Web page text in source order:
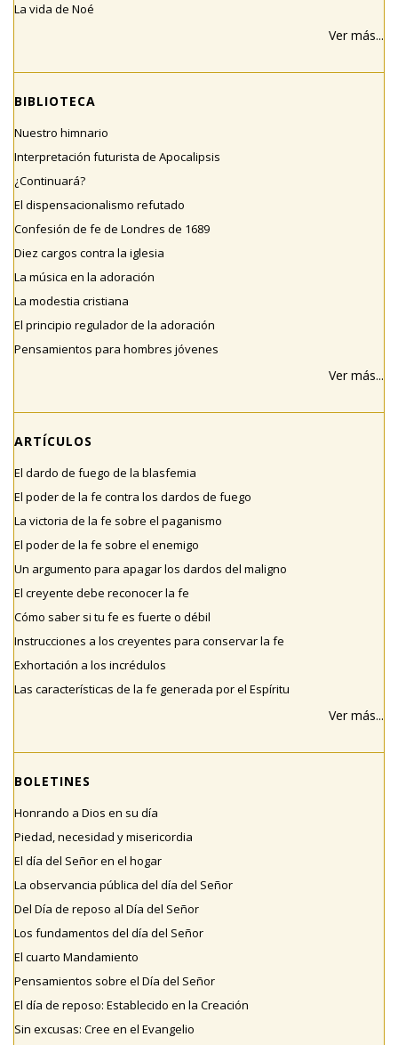
La vida de Noé
Ver más...
BIBLIOTECA
Nuestro himnario
Interpretación futurista de Apocalipsis
¿Continuará?
El dispensacionalismo refutado
Confesión de fe de Londres de 1689
Diez cargos contra la iglesia
La música en la adoración
La modestia cristiana
El principio regulador de la adoración
Pensamientos para hombres jóvenes
Ver más...
ARTÍCULOS
El dardo de fuego de la blasfemia
El poder de la fe contra los dardos de fuego
La victoria de la fe sobre el paganismo
El poder de la fe sobre el enemigo
Un argumento para apagar los dardos del maligno
El creyente debe reconocer la fe
Cómo saber si tu fe es fuerte o débil
Instrucciones a los creyentes para conservar la fe
Exhortación a los incrédulos
Las características de la fe generada por el Espíritu
Ver más...
BOLETINES
Honrando a Dios en su día
Piedad, necesidad y misericordia
El día del Señor en el hogar
La observancia pública del día del Señor
Del Día de reposo al Día del Señor
Los fundamentos del día del Señor
El cuarto Mandamiento
Pensamientos sobre el Día del Señor
El día de reposo: Establecido en la Creación
Sin excusas: Cree en el Evangelio